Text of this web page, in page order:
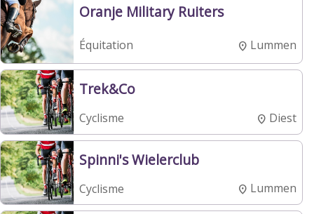
Oranje Military Ruiters
Équitation Lummen
Trek&Co
Cyclisme Diest
Spinni's Wielerclub
Cyclisme Lummen